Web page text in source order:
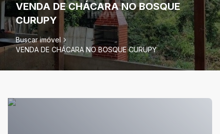
VENDA DE CHÁCARA NO BOSQUE
CURUPY
Buscar imóvel
VENDA DE CHÁCARA NO BOSQUE CURUPY